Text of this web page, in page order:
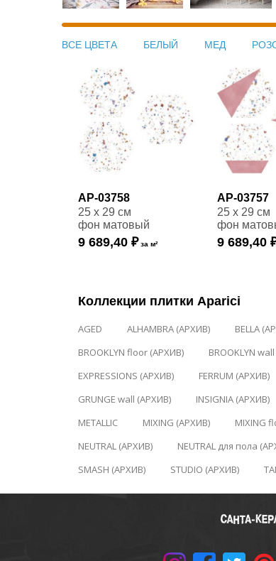
ВСЕ ЦВЕТА БЕЛЫЙ МЕД
AP-03758
25 x 29 см
фон матовый
9 689,40 ₽ за м²
AP-03757
25 x 29 см
фон
9 689,40
Коллекции плитки Aparici
AGED ALHAMBRA (АРХИВ) BELLA
BROOKLYN floor (АРХИВ)
BROOKLYN
EXPRESSIONS (АРХИВ)
FERRUM (АРХИВ)
GRUNGE wall (АРХИВ)
INSIGNIA (АРХИВ)
METALLIC
MIXING (АРХИВ) MIXING
NEUTRAL (АРХИВ)
NEUTRAL для пола
SMASH (АРХИВ)
STUDIO (АРХИВ)